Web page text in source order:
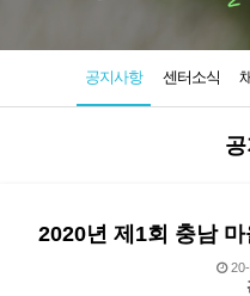
공지사항 센터소식
2020년 제1회 충남
20-